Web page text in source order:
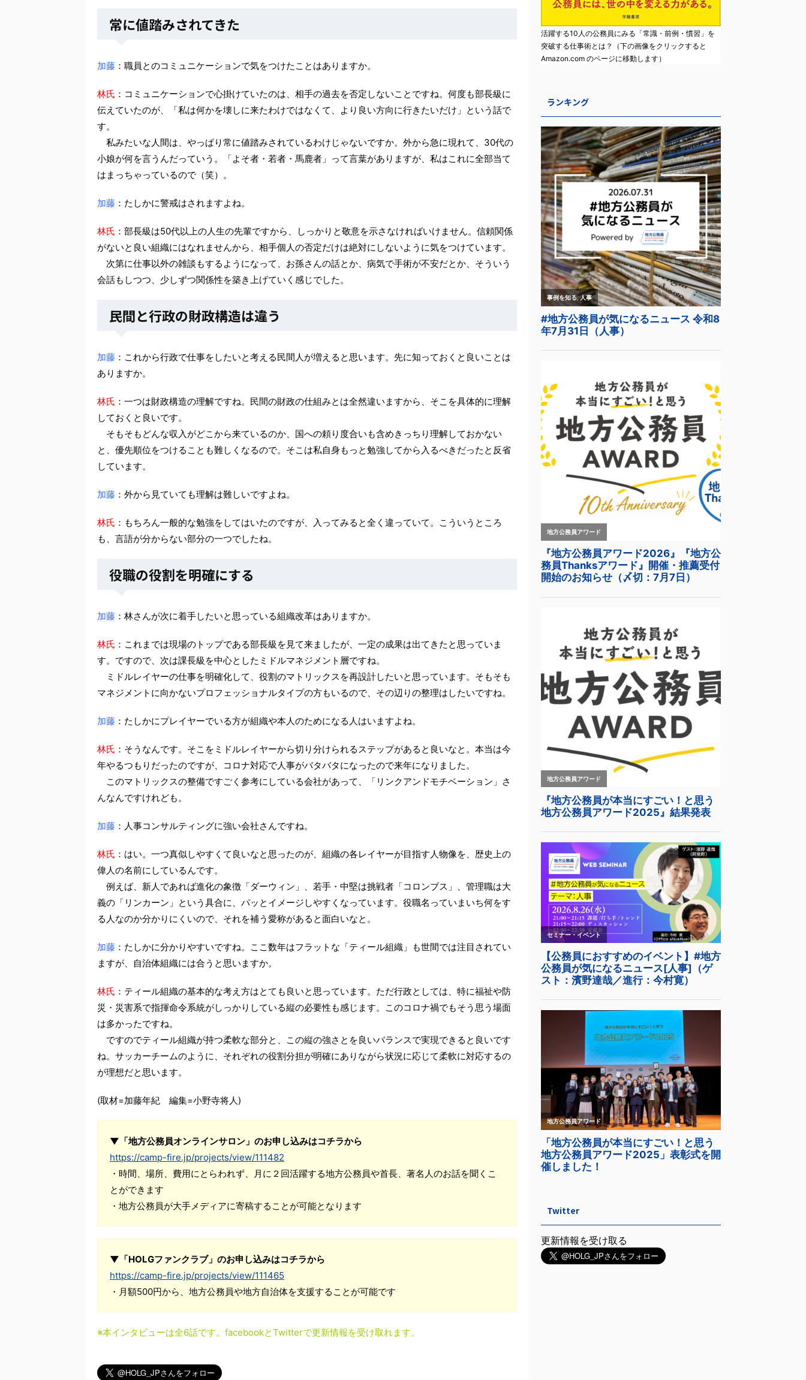
常に値踏みされてきた
加藤 ：職員とのコミュニケーションで気をつけたことはありますか。
林氏 ：コミュニケーションで心掛けていたのは、相手の過去を否定しないことですね。何度も部長級に
伝えていたのが、「私は何かを壊しに来たわけではなくて、より良い方向に行きたいだけ」という話で
す。
私みたいな人間は、やっぱり常に値踏みされているわけじゃないですか。外から急に現れて、30代の
小娘が何を言うんだっていう。「よそ者・若者・馬鹿者」って言葉がありますが、私はこれに全部当て
はまっちゃっているので（笑）。
加藤 ：たしかに警戒はされますよね。
林氏 ：部長級は50代以上の人生の先輩ですから、しっかりと敬意を示さなければいけません。信頼関係
がないと良い組織にはなれませんから、相手個人の否定だけは絶対にしないように気をつけています。
次第に仕事以外の雑談もするようになって、お孫さんの話とか、病気で手術が不安だとか、そういう
会話もしつつ、少しずつ関係性を築き上げていく感じでした。
民間と行政の財政構造は違う
加藤 ：これから行政で仕事をしたいと考える民間人が増えると思います。先に知っておくと良いことは
ありますか。
林氏 ：一つは財政構造の理解ですね。民間の財政の仕組みとは全然違いますから、そこを具体的に理解
しておくと良いです。
そもそもどんな収入がどこから来ているのか、国への頼り度合いも含めきっちり理解しておかない
と、優先順位をつけることも難しくなるので。そこは私自身もっと勉強してから入るべきだったと反省
しています。
加藤 ：外から見ていても理解は難しいですよね。
林氏 ：もちろん一般的な勉強をしてはいたのですが、入ってみると全く違っていて。こういうところ
も、言語が分からない部分の一つでしたね。
役職の役割を明確にする
加藤 ：林さんが次に着手したいと思っている組織改革はありますか。
林氏 ：これまでは現場のトップである部長級を見て来ましたが、一定の成果は出てきたと思っていま
す。ですので、次は課長級を中心としたミドルマネジメント層ですね。
ミドルレイヤーの仕事を明確化して、役割のマトリックスを再設計したいと思っています。そもそも
マネジメントに向かないプロフェッショナルタイプの方もいるので、その辺りの整理はしたいですね。
加藤 ：たしかにプレイヤーでいる方が組織や本人のためになる人はいますよね。
林氏 ：そうなんです。そこをミドルレイヤーから切り分けられるステップがあると良いなと。本当は今
年やるつもりだったのですが、コロナ対応で人事がバタバタになったので来年になりました。
このマトリックスの整備ですごく参考にしている会社があって、「リンクアンドモチベーション」さ
んなんですけれども。
加藤 ：人事コンサルティングに強い会社さんですね。
林氏 ：はい。一つ真似しやすくて良いなと思ったのが、組織の各レイヤーが目指す人物像を、歴史上の
偉人の名前にしているんです。
例えば、新人であれば進化の象徴「ダーウィン」、若手・中堅は挑戦者「コロンブス」、管理職は大
義の「リンカーン」という具合に、パッとイメージしやすくなっています。役職名っていまいち何をす
る人なのか分かりにくいので、それを補う愛称があると面白いなと。
加藤 ：たしかに分かりやすいですね。ここ数年はフラットな「ティール組織」も世間では注目されてい
ますが、自治体組織には合うと思いますか。
林氏 ：ティール組織の基本的な考え方はとても良いと思っています。ただ行政としては、特に福祉や防
災・災害系で指揮命令系統がしっかりしている縦の必要性も感じます。このコロナ禍でもそう思う場面
は多かったですね。
ですのでティール組織が持つ柔軟な部分と、この縦の強さとを良いバランスで実現できると良いです
ね。サッカーチームのように、それぞれの役割分担が明確にありながら状況に応じて柔軟に対応するの
が理想だと思います。
(取材=加藤年紀 編集=小野寺将人)
▼「地方公務員オンラインサロン」のお申し込みはコチラから
https://camp-fire.jp/projects/view/111482
・時間、場所、費用にとらわれず、月に２回活躍する地方公務員や首長、著名人のお話を聞くこ
とができます
・地方公務員が大手メディアに寄稿することが可能となります
▼「HOLGファンクラブ」のお申し込みはコチラから
https://camp-fire.jp/projects/view/111465
・月額500円から、地方公務員や地方自治体を支援することが可能です
※本インタビューは全6話です。facebookとTwitterで更新情報を受け取れます。
活躍する10人の公務員にみる「常識・前例・慣習」を
突破する仕事術とは？（下の画像をクリックすると
Amazon.com のページに移動します）
ランキング
Twitter
更新情報を受け取る